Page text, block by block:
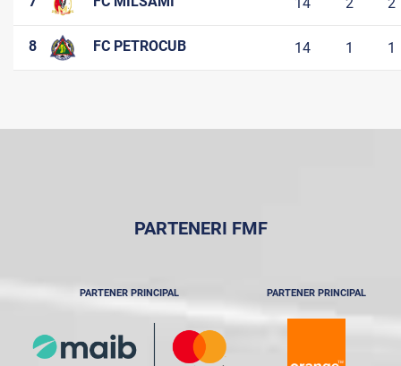
8 FC PETROCUB 14 1 1
PARTENERI FMF
PARTENER PRINCIPAL PARTENER PRINCIPAL